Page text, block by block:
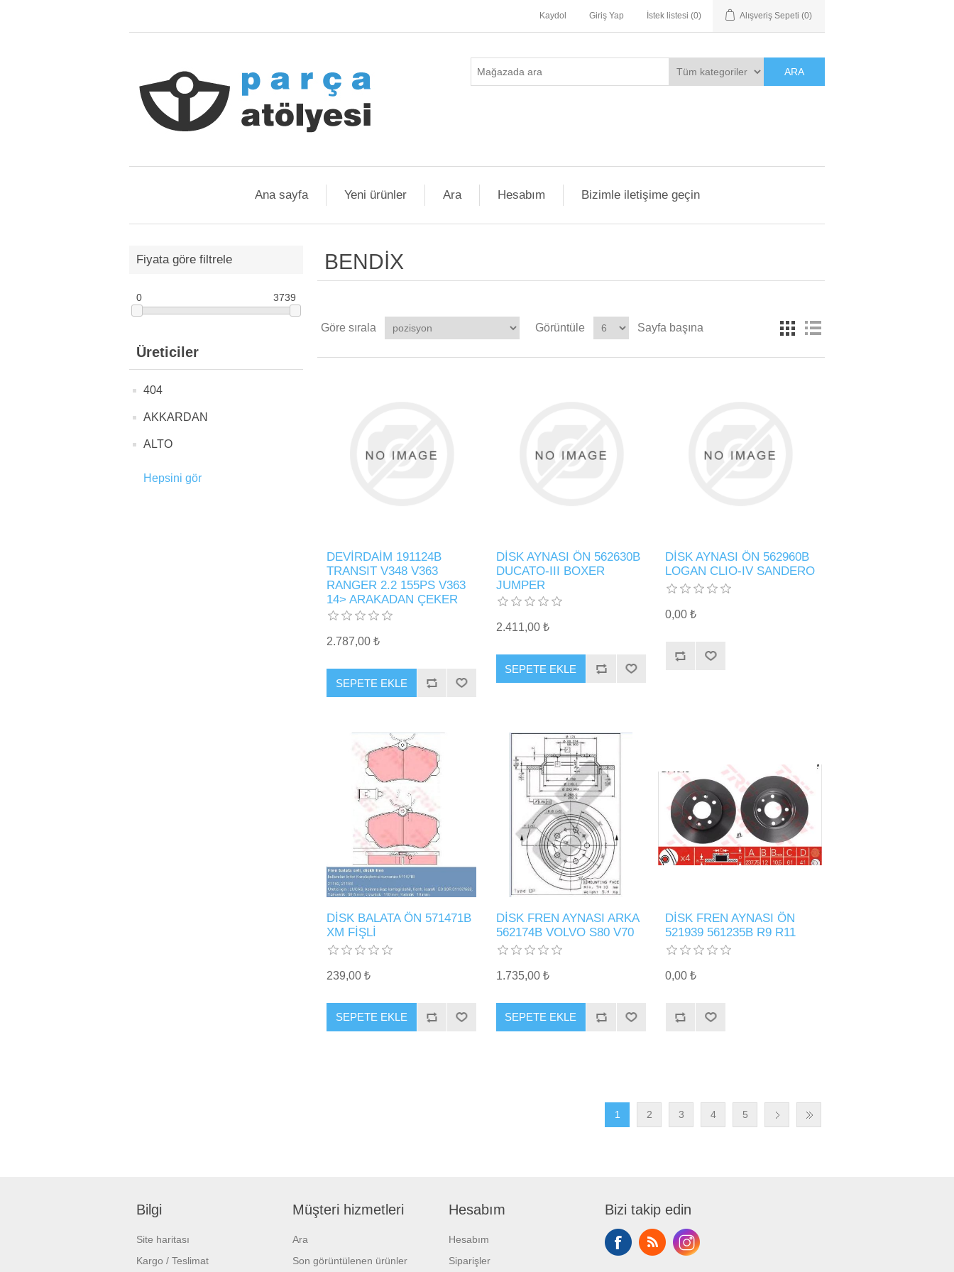
Kaydol Giriş Yap İstek listesi (0) Alışveriş Sepeti (0)
ARA
Ana sayfa Yeni ürünler Ara Hesabım Bizimle iletişime geçin
Fiyata göre filtrele
0 3739
Üreticiler
404
AKKARDAN
ALTO
Hepsini gör
BENDİX
Göre sırala Görüntüle Sayfa başına
DEVİRDAİM 191124B
TRANSIT V348 V363
RANGER 2.2 155PS V363
14> ARAKADAN ÇEKER
2.787,00 ₺
SEPETE EKLE
DİSK AYNASI ÖN 562630B
DUCATO-III BOXER
JUMPER
2.411,00 ₺
SEPETE EKLE
DİSK AYNASI ÖN 562960B
LOGAN CLIO-IV SANDERO
0,00 ₺
DİSK BALATA ÖN 571471B
XM FİŞLİ
239,00 ₺
SEPETE EKLE
DİSK FREN AYNASI ARKA
562174B VOLVO S80 V70
1.735,00 ₺
SEPETE EKLE
DİSK FREN AYNASI ÖN
521939 561235B R9 R11
0,00 ₺
1 2 3 4 5
Bilgi
Site haritası
Kargo / Teslimat
Müşteri hizmetleri
Ara
Son görüntülenen ürünler
Hesabım
Hesabım
Siparişler
Bizi takip edin